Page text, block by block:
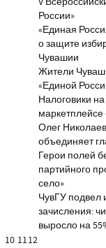
России»
«Единая
о защите
Чувашии
Жители
«Единой
Налоговики
Олег
объединяет
Герои полей
партийного
село»
ЧувГУ подвел
зачисления:
выросло на
10 1112